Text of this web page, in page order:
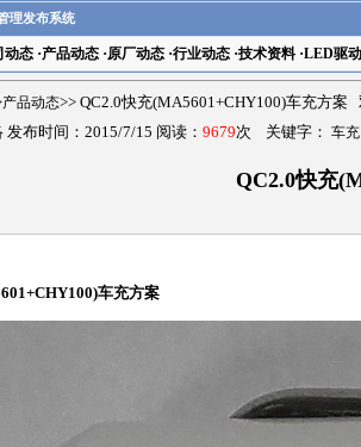
理发布系统
动态·产品动态·原厂动态·行业动态·技术资料·LED驱动
产品动态>> QC2.0快充(MA5601+CHY100)车充方案
发布时间：2015/7/15 阅读： 9679次 关键字： 车充
QC2.0快充
车充方案